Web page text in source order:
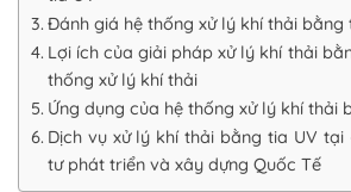
Đánh giá hệ thống xử lý khí thải bằng
Lợi ích của giải pháp xử lý khí thải
thống xử lý khí thải
Ứng dụng của hệ thống xử lý khí thải
Dịch vụ xử lý khí thải bằng tia UV tại
tư phát triển và xây dựng Quốc Tế